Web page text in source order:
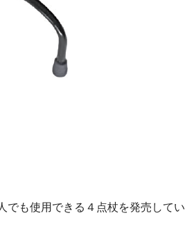
も使用できる４点杖を発売してい